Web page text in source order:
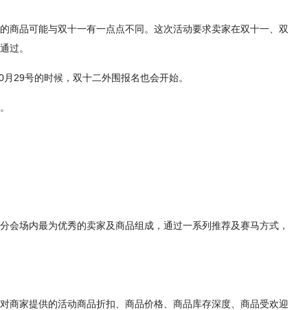
商品可能与双十一有一点点不同。这次活动要求卖家在双十一、双
过。
29号的时候，双十二外围报名也会开始。
场内最为优秀的卖家及商品组成，通过一系列推荐及赛马方式，
商家提供的活动商品折扣、商品价格、商品库存深度、商品受欢迎